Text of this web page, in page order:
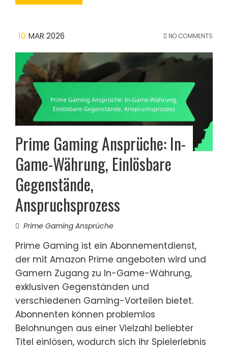
10 MAR 2026 NO COMMENTS
Prime Gaming Ansprüche: In-
Game-Währung, Einlösbare
Gegenstände,
Anspruchsprozess
Prime Gaming Ansprüche
Prime Gaming ist ein Abonnementdienst,
der mit Amazon Prime angeboten wird und
Gamern Zugang zu In-Game-Währung,
exklusiven Gegenständen und
verschiedenen Gaming-Vorteilen bietet.
Abonnenten können problemlos
Belohnungen aus einer Vielzahl beliebter
Titel einlösen, wodurch sich ihr Spielerlebnis